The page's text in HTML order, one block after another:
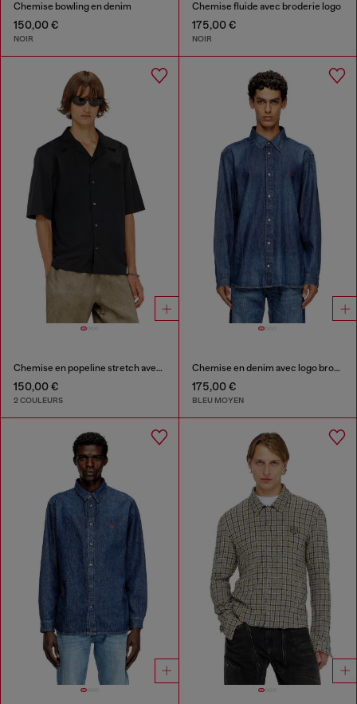
Chemise bowling en denim
150,00 €
NOIR
Chemise fluide avec broderie logo
175,00 €
NOIR
Chemise en popeline stretch avec broderie Oval D
150,00 €
2 COULEURS
Chemise en denim avec logo brodé
175,00 €
BLEU MOYEN